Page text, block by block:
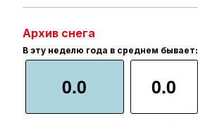
Архив снега
В эту неделю года в среднем бывает:
0.0 0.0